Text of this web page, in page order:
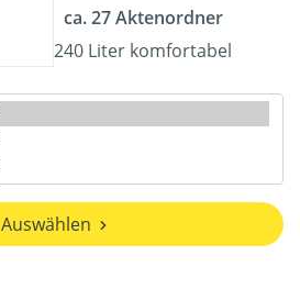
ca. 27 Aktenordner
240 Liter komfortabel
Auswählen